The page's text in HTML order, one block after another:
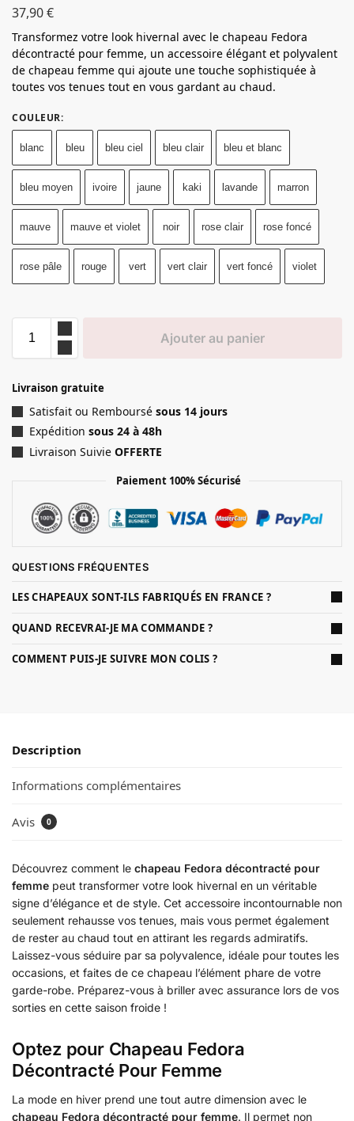
37,90€
Transformez votre look hivernal avec le chapeau Fedora
décontracté pour femme, un accessoire élégant et polyvalent
de chapeau femme qui ajoute une touche sophistiquée à
toutes vos tenues tout en vous gardant au chaud.
COULEUR:
blanc bleu bleu ciel bleu clair bleu et blanc
bleu moyen ivoire jaune kaki lavande marron
mauve mauve et violet noir rose clair rose foncé
rose pâle rouge vert vert clair vert foncé violet
Ajouter au panier
Livraison gratuite
Satisfait ou Remboursé sous 14 jours
Expédition sous 24 à 48h
Livraison Suivie OFFERTE
Paiement 100% Sécurisé
QUESTIONS FRÉQUENTES
LES CHAPEAUX SONT-ILS FABRIQUÉS EN FRANCE ?
QUAND RECEVRAI-JE MA COMMANDE ?
COMMENT PUIS-JE SUIVRE MON COLIS ?
Description
Informations complémentaires
Avis 0
Découvrez comment le chapeau Fedora décontracté pour
femme peut transformer votre look hivernal en un véritable
signe d’élégance et de style. Cet accessoire incontournable non
seulement rehausse vos tenues, mais vous permet également
de rester au chaud tout en attirant les regards admiratifs.
Laissez-vous séduire par sa polyvalence, idéale pour toutes les
occasions, et faites de ce chapeau l’élément phare de votre
garde-robe. Préparez-vous à briller avec assurance lors de vos
sorties en cette saison froide !
Optez pour Chapeau Fedora
Décontracté Pour Femme
La mode en hiver prend une tout autre dimension avec le
chapeau Fedora décontracté pour femme. Il permet non